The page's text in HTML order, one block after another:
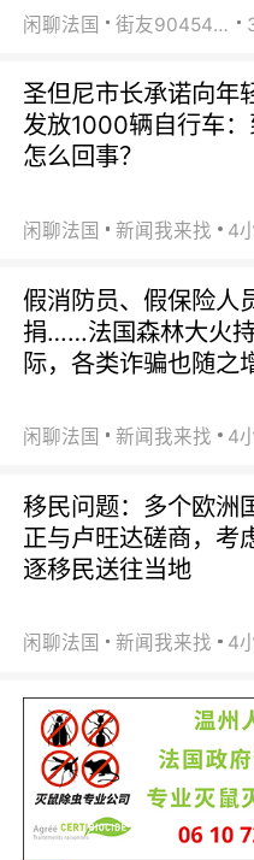
闲聊法国 街友90454511
圣但尼市长承诺向年
发放1000辆自行车
怎么回事？
闲聊法国 新闻我来找 4
假消防员、假保险人
捐……法国森林大火
际，各类诈骗也随之
闲聊法国 新闻我来找 4
移民问题：多个欧洲
正与卢旺达磋商，考
逐移民送往当地
闲聊法国 新闻我来找 4